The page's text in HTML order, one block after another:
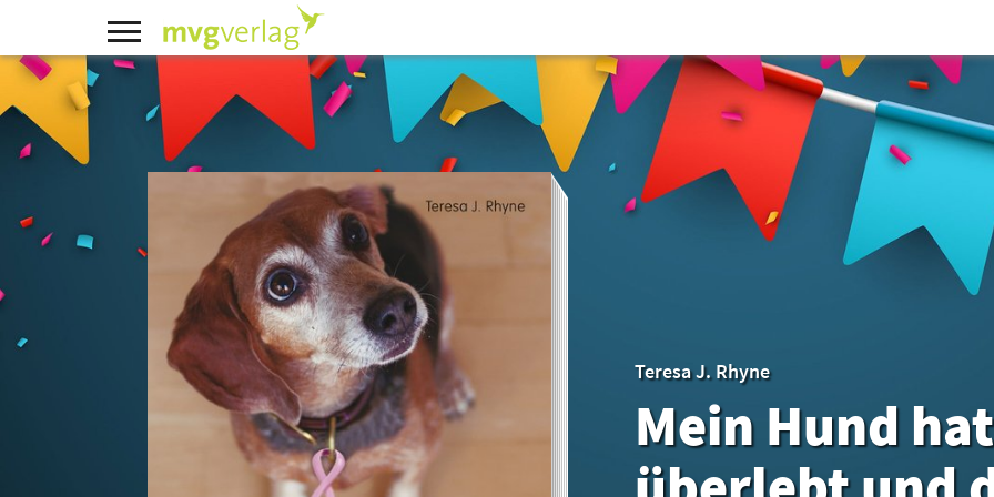
Teresa J. Rhyne
Mein Hund hat